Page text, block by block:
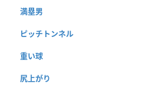
満塁男
ピッチトンネル
重い球
尻上がり